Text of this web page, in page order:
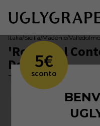
Italia/Sicilia/Madonie/Valledolmo
'Rosso del
Doc 2015
Tasca d'Almerita
5€
sconto